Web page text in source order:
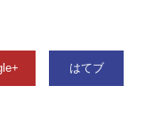
はてブ